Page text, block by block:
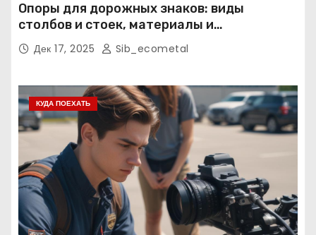
Опоры для дорожных знаков: виды
столбов и стоек, материалы и
нормативные требования
Дек 17, 2025 Sib_ecometal
КУДА ПОЕХАТЬ